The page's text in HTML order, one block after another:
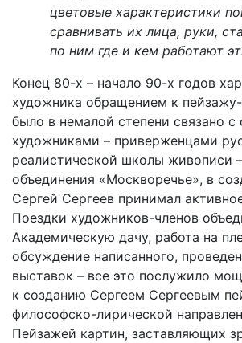
цветовые характеристики
сравнивать их лица, руки,
по ним где и кем работают
Конец 80-х – начало 90-х годов
художника обращением к
было в немалой степени связано с
художниками – приверженцами
реалистической школы живописи
объединения «Москворечье», в
Сергей Сергеев принимал
Поездки художников-членов
Академическую дачу, работа на
обсуждение написанного,
выставок – все это послужило
к созданию Сергеем Сергеевым
философско-лирической
Пейзажей картин, заставляющих